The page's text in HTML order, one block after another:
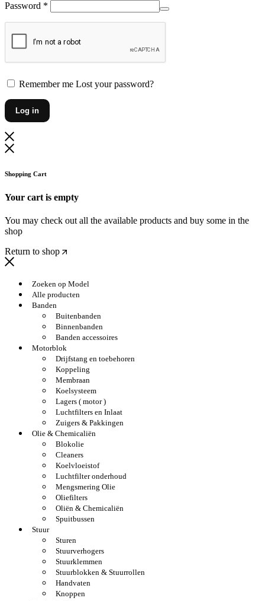
Password *
Remember me Lost your password?
Log in
Shopping Cart
Your cart is empty
You may check out all the available products and buy some in the
shop
Return to shop
Zoeken op Model
Alle producten
Banden
Buitenbanden
Binnenbanden
Banden accessoires
Motorblok
Drijfstang en toebehoren
Koppeling
Membraan
Koelsysteem
Lagers ( motor )
Luchtfilters en Inlaat
Zuigers & Pakkingen
Olie & Chemicaliën
Blokolie
Cleaners
Koelvloeistof
Luchtfilter onderhoud
Mengsmering Olie
Oliefilters
Oliën & Chemicaliën
Spuitbussen
Stuur
Sturen
Stuurverhogers
Stuurklemmen
Stuurblokken & Stuurrollen
Handvaten
Knoppen